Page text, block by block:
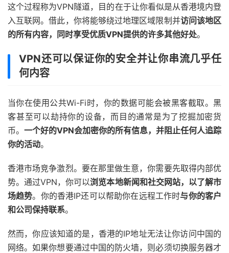
这个过程称为VPN隧道，目的在于让你看似是从香港境内登
入互联网。借此，你将能够绕过地理区域限制并访问该地区
的所有内容，同时享受优质VPN提供的许多其他好处。
VPN还可以保证你的安全并让你串流几乎任
何内容
当你在使用公共Wi-Fi时，你的数据可能会被黑客截取。黑
客甚至可以劫持你的设备，而目的通常是为了挖掘加密货
币。 一个好的VPN会加密你的所有信息，并阻止任何人追踪
你的活动。
香港市场竞争激烈。要在那里做生意，你需要先取得内部优
势。通过VPN，你可以浏览本地新闻和社交网站，以了解市
场趋势。你的香港IP还可以帮助你在远程工作时与你的客户
和公司保持联系。
然而，你应该知道的是，香港的IP地址无法让你访问中国的
网络。如果你想要通过中国的防火墙，则必须切换服务器才